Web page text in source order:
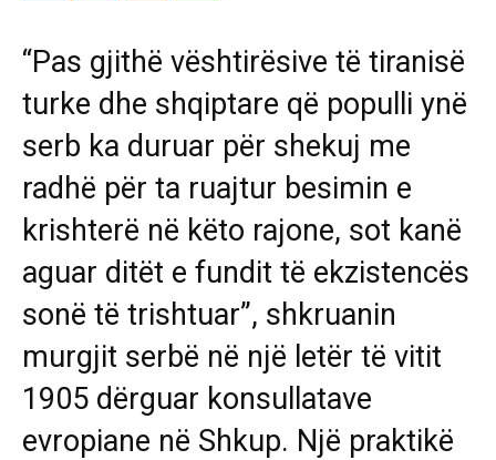
“Pas gjithë vështirësive të tiranisë
turke dhe shqiptare që populli ynë
serb ka duruar për shekuj me
radhë për ta ruajtur besimin e
krishterë në këto rajone, sot kanë
aguar ditët e fundit të ekzistencës
sonë të trishtuar”, shkruanin
murgjit serbë në një letër të vitit
1905 dërguar konsullatave
evropiane në Shkup. Një praktikë